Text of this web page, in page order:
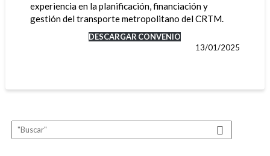
experiencia en la planificación, financiación y
gestión del transporte metropolitano del CRTM.
DESCARGAR CONVENIO
13/01/2025